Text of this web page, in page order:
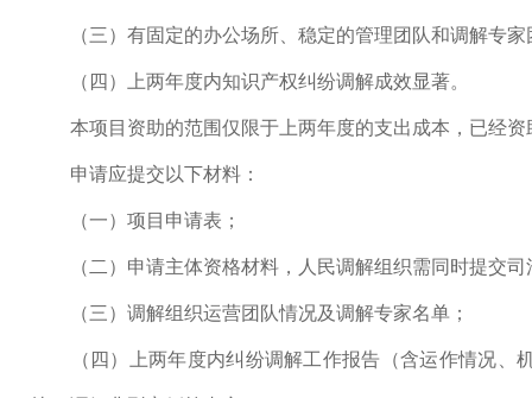
（三）有固定的办公场所、稳定的管理团队和调解专家
（四）上两年度内知识产权纠纷调解成效显著。
本项目资助的范围仅限于上两年度的支出成本，已经资
申请应提交以下材料：
（一）项目申请表；
（二）申请主体资格材料，人民调解组织需同时提交司
（三）调解组织运营团队情况及调解专家名单；
（四）上两年度内纠纷调解工作报告（含运作情况、机